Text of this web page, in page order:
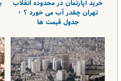
خرید آپارتمان در محدوده انقلاب
تهران چقدر آب می خورد ؟ +
جدول قیمت ها